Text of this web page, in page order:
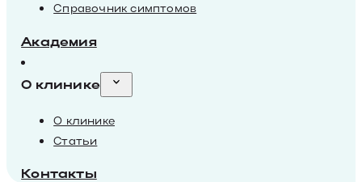
Справочник симптомов
Академия
О клинике
О клинике
Статьи
Контакты